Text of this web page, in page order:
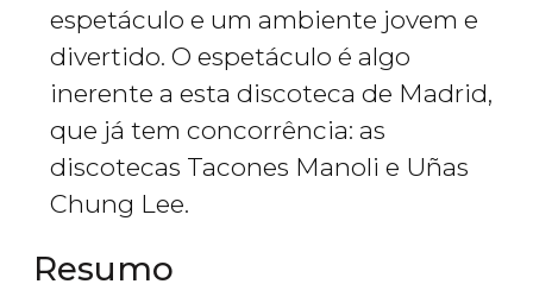
espetáculo e um ambiente jovem e
divertido. O espetáculo é algo
inerente a esta discoteca de Madrid,
que já tem concorrência: as
discotecas Tacones Manoli e Uñas
Chung Lee.
Resumo